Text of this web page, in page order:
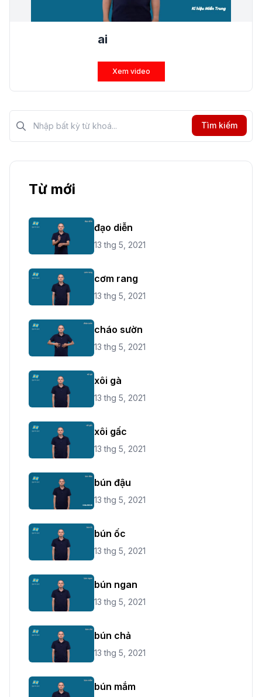
ai
Xem video
Tìm kiếm?>
Tìm kiếm
Từ mới
đạo diễn
13 thg 5, 2021
cơm rang
13 thg 5, 2021
cháo sườn
13 thg 5, 2021
xôi gà
13 thg 5, 2021
xôi gấc
13 thg 5, 2021
bún đậu
13 thg 5, 2021
bún ốc
13 thg 5, 2021
bún ngan
13 thg 5, 2021
bún chả
13 thg 5, 2021
bún mắm